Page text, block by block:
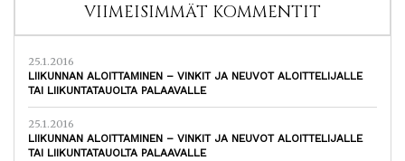
VIIMEISIMMÄT KOMMENTIT
25.1.2016
LIIKUNNAN ALOITTAMINEN – VINKIT JA NEUVOT ALOITTELIJALLE
TAI LIIKUNTATAUOLTA PALAAVALLE
25.1.2016
LIIKUNNAN ALOITTAMINEN – VINKIT JA NEUVOT ALOITTELIJALLE
TAI LIIKUNTATAUOLTA PALAAVALLE